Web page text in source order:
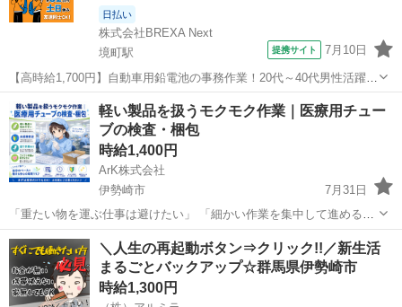
日払い
株式会社BREXA Next
境町駅
提携サイト 7月10日
【高時給1,700円】自動車用鉛電池の事務作業！20代～40代男性活躍中
★嬉しい土日祝休み！マイカー通勤OK＆無料駐車場あり★赴任旅費会
社負担◎日払い可★社員食堂利用可！作業着無償貸与★《群馬県伊勢
崎市》 人気の工場のお仕...
群馬 伊勢崎市 境町駅 その他
軽い製品を扱うモクモク作業｜医療用チュー
ブの検査・梱包
時給1,400円
ArK株式会社
伊勢崎市
7月31日
「重たい物を運ぶ仕事は避けたい」 「細かい作業を集中して進めるの
が得意」 そんな方におすすめの、医療用チューブを扱う製造スタッフ
の募集です。 扱う製品は軽量で、大きな部品を持ち上げるような作業
はほとんどありませ...
群馬 伊勢崎市 工場 スタッフ
＼人生の再起動ボタン⇒クリック!!／新生活
まるごとバックアップ☆群馬県伊勢崎市
時給1,300円